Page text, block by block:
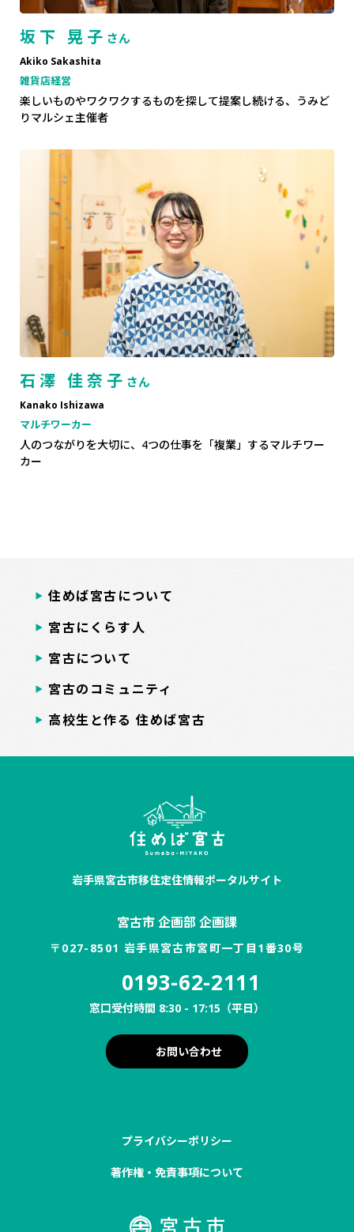
坂下 晃子 さん
Akiko Sakashita
雑貨店経営
楽しいものやワクワクするものを探して提案し続ける、うみど
りマルシェ主催者
石澤 佳奈子 さん
Kanako Ishizawa
マルチワーカー
人のつながりを大切に、4つの仕事を「複業」するマルチワー
カー
住めば宮古について
宮古にくらす人
宮古について
宮古のコミュニティ
高校生と作る 住めば宮古
岩手県宮古市移住定住情報ポータルサイト
宮古市 企画部 企画課
〒027-8501 岩手県宮古市宮町一丁目1番30号
0193-62-2111
窓口受付時間 8:30 - 17:15（平日）
お問い合わせ
プライバシーポリシー
著作権・免責事項について